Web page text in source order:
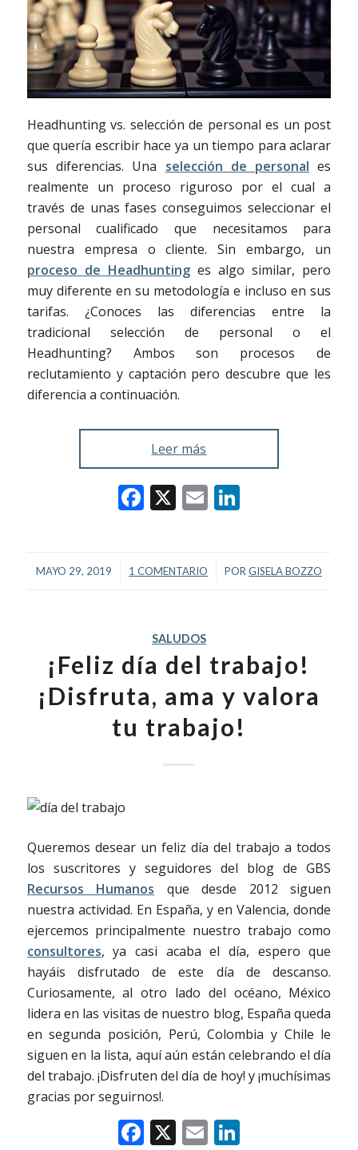
Headhunting vs. selección de personal es un post
que quería escribir hace ya un tiempo para aclarar
sus diferencias. Una selección de personal es
realmente un proceso riguroso por el cual a
través de unas fases conseguimos seleccionar el
personal cualificado que necesitamos para
nuestra empresa o cliente. Sin embargo, un
proceso de Headhuntinges algo similar, pero
muy diferente en su metodología e incluso en sus
tarifas. ¿Conoces las diferencias entre la
tradicional selección de personal o el
Headhunting? Ambos son procesos de
reclutamiento y captación pero descubre que les
diferencia a continuación.
Leer más
Facebook
X EmailLinkedIn
MAYO 29, 2019
/ 1 COMENTARIO
/ POR GISELA BOZZO
SALUDOS
¡Feliz día del trabajo!
¡Disfruta, ama y valora
tu trabajo!
Queremos desear un feliz día del trabajo a todos
los suscritores y seguidores del blog de GBS
Recursos Humanos
que desde 2012 siguen
nuestra actividad. En España, y en Valencia, donde
ejercemos principalmente nuestro trabajo como
consultores, ya casi acaba el día, espero que
hayáis disfrutado de este día de descanso.
Curiosamente, al otro lado del océano, México
lidera en las visitas de nuestro blog, España queda
en segunda posición, Perú, Colombia y Chile le
siguen en la lista, aquí aún están celebrando el día
del trabajo. ¡Disfruten del día de hoy! y ¡muchísimas
gracias por seguirnos!.
Facebook
X EmailLinkedIn